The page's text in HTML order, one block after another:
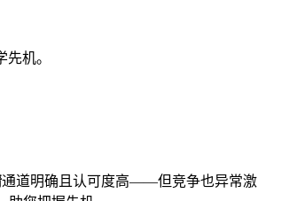
机。
通道明确且认可度高——但竞争也异常激